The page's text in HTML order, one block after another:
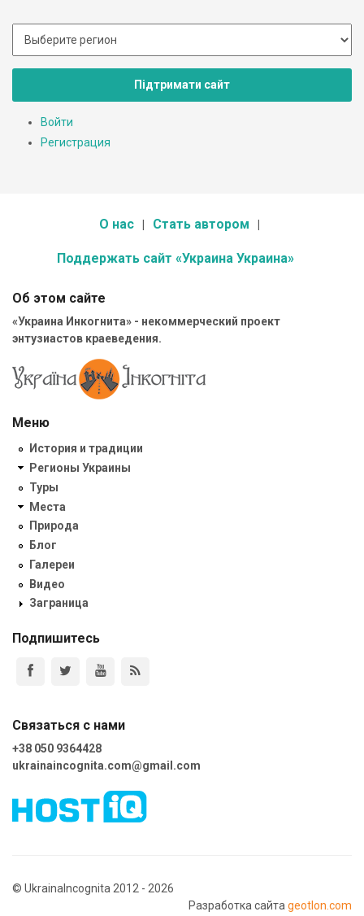
Підтримати сайт
Войти
Регистрация
О нас Стать автором
Поддержать сайт «Украина Украина»
Об этом сайте
«Украина Инкогнита» - некоммерческий проект
энтузиастов краеведения.
Меню
История и традиции
Регионы Украины
Туры
Места
Природа
Блог
Галереи
Видео
Заграница
Подпишитесь
Связаться с нами
+38 050 9364428
ukrainaincognita.com@gmail.com
© UkrainaIncognita 2012 - 2026
Разработка сайта geotlon.com